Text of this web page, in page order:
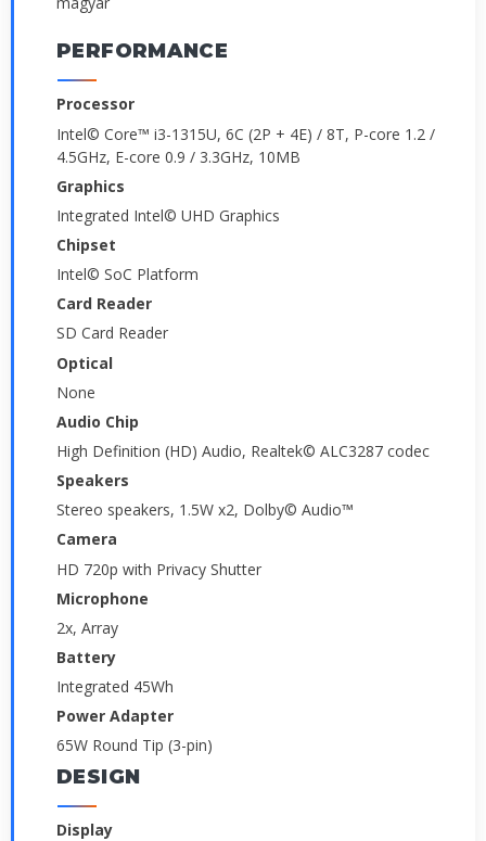
PERFORMANCE
Processor
Intel© Core™ i3-1315U, 6C (2P + 4E) / 8T, P-core 1.2 /
4.5GHz, E-core 0.9 / 3.3GHz, 10MB
Graphics
Integrated Intel© UHD Graphics
Chipset
Intel© SoC Platform
Card Reader
SD Card Reader
Optical
None
Audio Chip
High Definition (HD) Audio, Realtek© ALC3287 codec
Speakers
Stereo speakers, 1.5W x2, Dolby© Audio™
Camera
HD 720p with Privacy Shutter
Microphone
2x, Array
Battery
Integrated 45Wh
Power Adapter
65W Round Tip (3-pin)
DESIGN
Display